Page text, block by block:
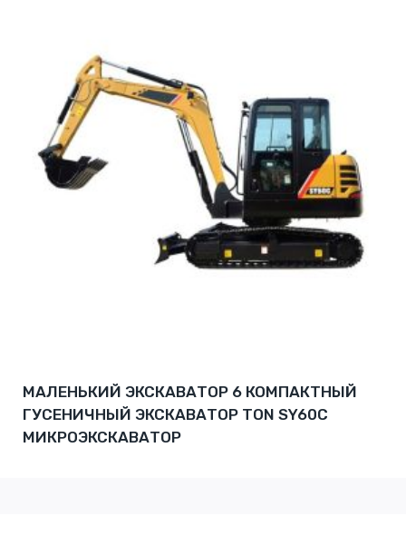
МАЛЕНЬКИЙ ЭКСКАВАТОР 6 КОМПАКТНЫЙ
ГУСЕНИЧНЫЙ ЭКСКАВАТОР TON SY60C
МИКРОЭКСКАВАТОР